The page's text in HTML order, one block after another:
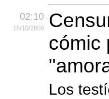
02:10
16/10/2009
cómic
Los